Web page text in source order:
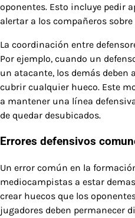
oponentes. Esto incluye pedir
alertar a los compañeros
La coordinación entre
Por ejemplo, cuando un
un atacante, los demás deben
cubrir cualquier hueco. Este
a mantener una línea
de quedar desubicados.
Errores defensivos
Un error común en la
mediocampistas a estar
crear huecos que los
jugadores deben permanecer